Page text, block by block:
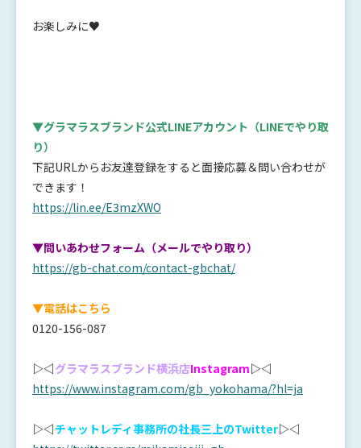
お楽しみに♥
▼グラマラスブランド公式LINEアカウント （LINEでやり取
り）
下記URLからお友達登録をすると面接応募＆問い合わせが
できます！
https://lin.ee/E3mzXWO
▼問いあわせフォーム（メールでやり取り）
https://gb-chat.com/contact-gbchat/
▼電話はこちら
0120-156-087
▷◁グラマラスブランド横浜店Instagram▷◁
https://www.instagram.com/gb_yokohama/?hl=ja
▷◁チャットレディ事務所の社長三上のTwitter▷◁